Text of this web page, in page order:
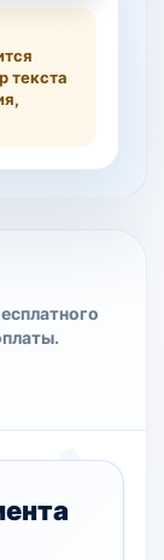
текста